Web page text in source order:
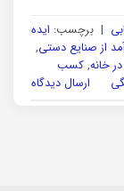
| برچسب: ایده
از صنایع دستی,
در خانه, کسب
ارسال دیدگاه